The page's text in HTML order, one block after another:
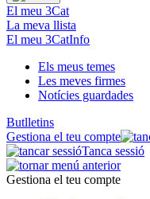
El meu 3Cat
La meva llista
El meu 3CatInfo
Els meus temes
Les meves firmes
Notícies guardades
Butlletins
Gestiona el teu compte
Tanca sessió
Gestiona el teu compte